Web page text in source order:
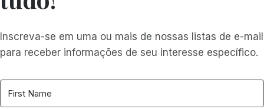
Inscreva-se em uma ou mais de nossas listas de e-mail
para receber informações de seu interesse específico.